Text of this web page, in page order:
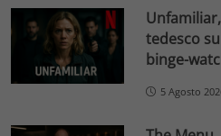
tedesco
binge-
5 Agosto